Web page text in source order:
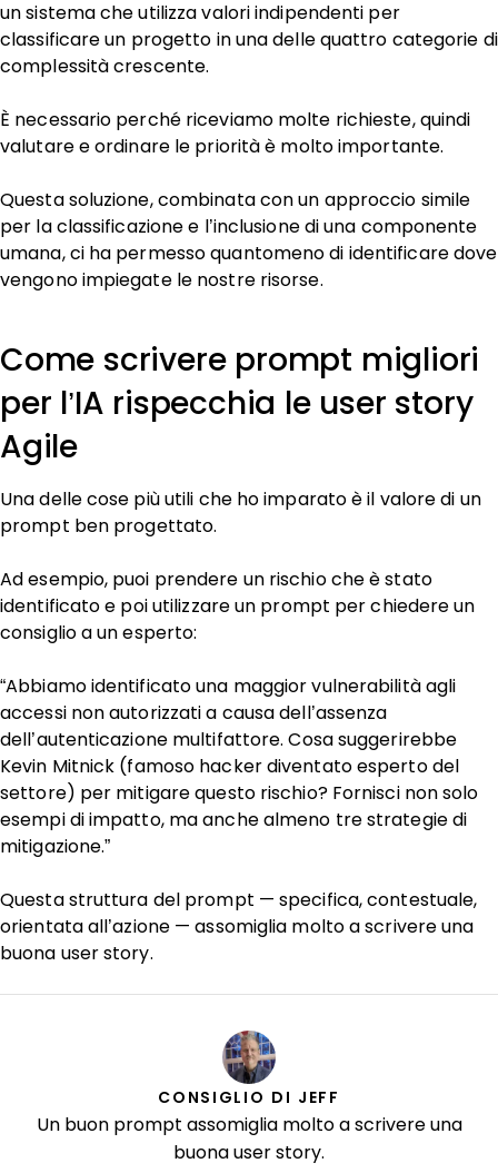
un sistema che utilizza valori indipendenti per
classificare un progetto in una delle quattro categorie di
complessità crescente.
È necessario perché riceviamo molte richieste, quindi
valutare e ordinare le priorità è molto importante.
Questa soluzione, combinata con un approccio simile
per la classificazione e l’inclusione di una componente
umana, ci ha permesso quantomeno di identificare dove
vengono impiegate le nostre risorse.
Come scrivere prompt migliori
per l’IA rispecchia le user story
Agile
Una delle cose più utili che ho imparato è il valore di un
prompt ben progettato.
Ad esempio, puoi prendere un rischio che è stato
identificato e poi utilizzare un prompt per chiedere un
consiglio a un esperto:
“Abbiamo identificato una maggior vulnerabilità agli
accessi non autorizzati a causa dell’assenza
dell’autenticazione multifattore. Cosa suggerirebbe
Kevin Mitnick (famoso hacker diventato esperto del
settore) per mitigare questo rischio? Fornisci non solo
esempi di impatto, ma anche almeno tre strategie di
mitigazione.”
Questa struttura del prompt — specifica, contestuale,
orientata all’azione — assomiglia molto a scrivere una
buona user story.
CONSIGLIO DI JEFF
Un buon prompt assomiglia molto a scrivere una
buona user story.